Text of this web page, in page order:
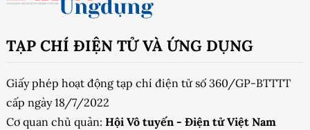
TẠP CHÍ ĐIỆN TỬ VÀ ỨNG DỤNG
Giấy phép hoạt động tạp chí điện tử số 360/GP-BTTTT
cấp ngày 18/7/2022
Cơ quan chủ quản: Hội Vô tuyến - Điện tử Việt Nam